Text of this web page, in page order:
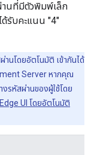
านที่มีตัวพิมพ์เล็ก
ด้รับคะแนน "4"
านโดยอัตโนมัติ เข้ากันได้
Server หากคุณ
รหัสผ่านของผู้ใช้โดย
UI โดยอัตโนมัติ